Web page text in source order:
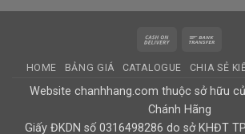
Cash
Delivery
HOME BẢNG GIÁ CATALOGUE CHIA SẺ
Website chanhhang.com thuộc sở hữu
Chánh Hãng
Giấy ĐKDN số 0316498286 do sở KHĐT